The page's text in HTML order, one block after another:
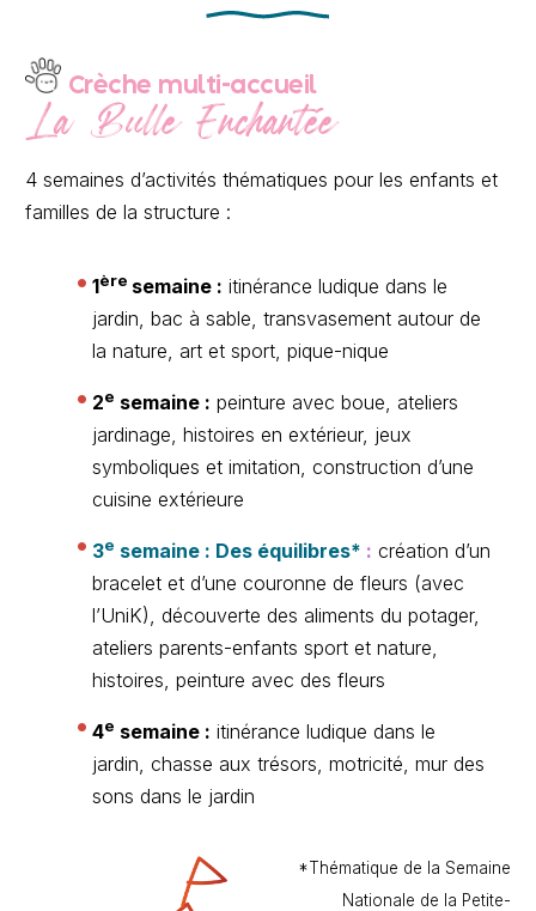
Crèche multi-accueil
La Bulle Enchantée
4 semaines d’activités thématiques pour les enfants et
familles de la structure :
1ère semaine : itinérance ludique dans le
jardin, bac à sable, transvasement autour de
la nature, art et sport, pique-nique
2e semaine : peinture avec boue, ateliers
jardinage, histoires en extérieur, jeux
symboliques et imitation, construction d’une
cuisine extérieure
3e semaine : Des équilibres* : création d’un
bracelet et d’une couronne de fleurs (avec
l’UniK), découverte des aliments du potager,
ateliers parents-enfants sport et nature,
histoires, peinture avec des fleurs
4e semaine : itinérance ludique dans le
jardin, chasse aux trésors, motricité, mur des
sons dans le jardin
*Thématique de la Semaine
Nationale de la Petite-